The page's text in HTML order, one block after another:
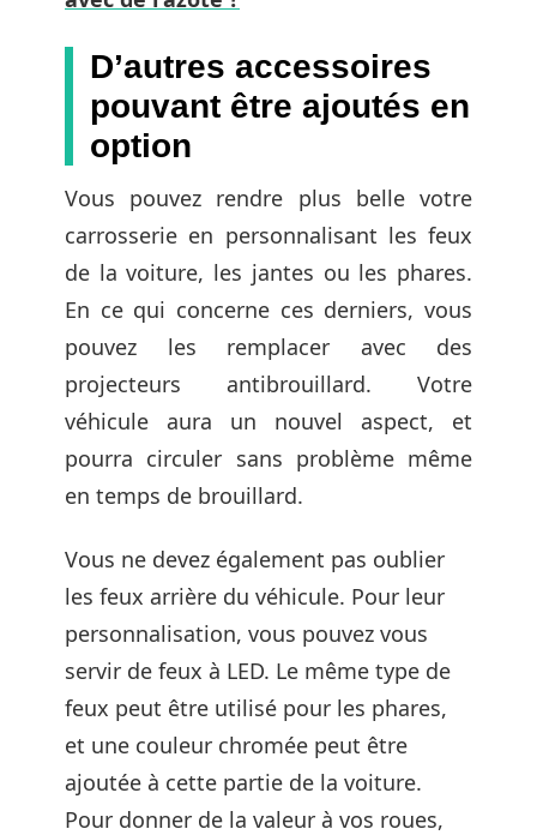
D’autres accessoires
pouvant être ajoutés en
option
Vous pouvez rendre plus belle votre
carrosserie en personnalisant les feux
de la voiture, les jantes ou les phares.
En ce qui concerne ces derniers, vous
pouvez les remplacer avec des
projecteurs antibrouillard. Votre
véhicule aura un nouvel aspect, et
pourra circuler sans problème même
en temps de brouillard.
Vous ne devez également pas oublier
les feux arrière du véhicule. Pour leur
personnalisation, vous pouvez vous
servir de feux à LED. Le même type de
feux peut être utilisé pour les phares,
et une couleur chromée peut être
ajoutée à cette partie de la voiture.
Pour donner de la valeur à vos roues,